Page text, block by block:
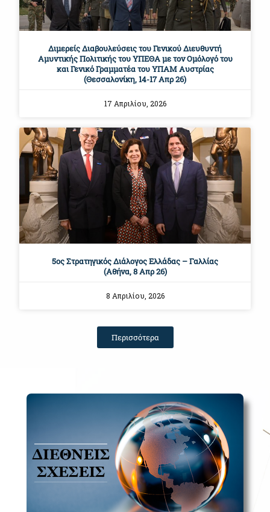
Διμερείς Διαβουλεύσεις του Γενικού Διευθυντή
Αμυντικής Πολιτικής του ΥΠΕΘΑ με τον Ομόλογό του
και Γενικό Γραμματέα του ΥΠΑΜ Αυστρίας
(Θεσσαλονίκη, 14-17 Απρ 26)
17 Απριλίου, 2026
5ος Στρατηγικός Διάλογος Ελλάδας – Γαλλίας
(Αθήνα, 8 Απρ 26)
8 Απριλίου, 2026
Περισσότερα